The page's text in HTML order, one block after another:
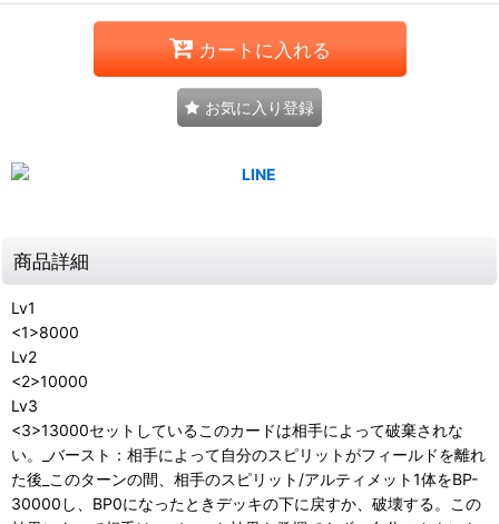
カートに入れる
お気に入り登録
商品詳細
Lv1
<1>8000
Lv2
<2>10000
Lv3
<3>13000セットしているこのカードは相手によって破棄されな
い。_バースト：相手によって自分のスピリットがフィールドを離れ
た後_このターンの間、相手のスピリット/アルティメット1体をBP-
30000し、BP0になったときデッキの下に戻すか、破壊する。この